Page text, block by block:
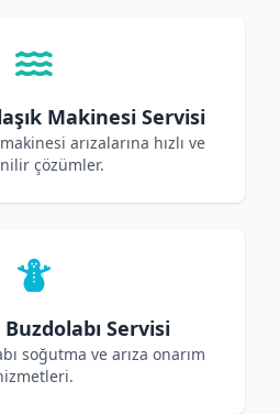
Makinesi Servisi
arızalarına hızlı ve
çözümler.
Servisi
soğutma ve arıza onarım